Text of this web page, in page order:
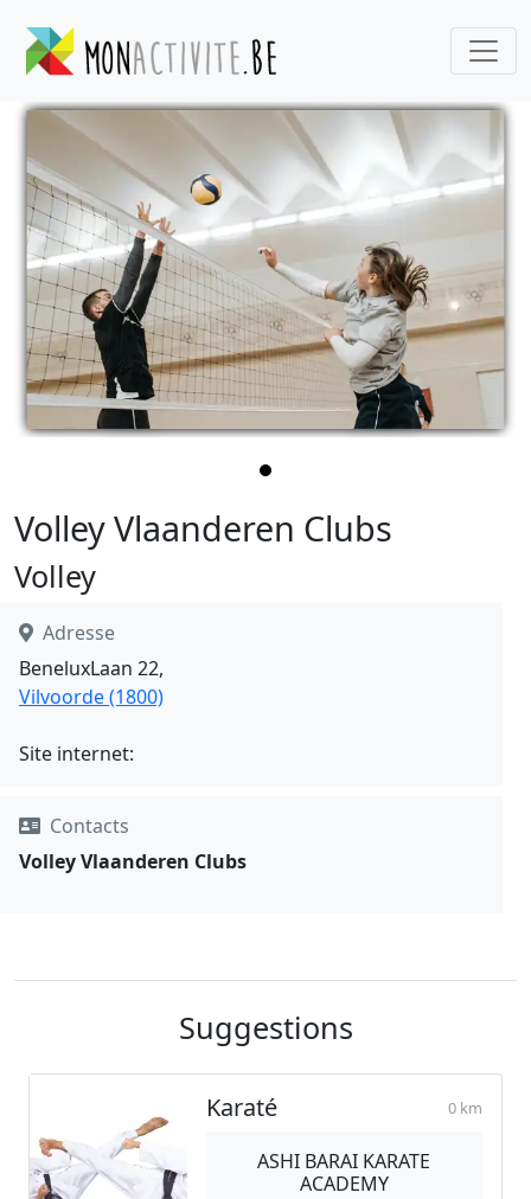
Volley Vlaanderen Clubs
Volley
Adresse
BeneluxLaan 22,
Vilvoorde (1800)
Site internet:
Contacts
Volley Vlaanderen Clubs
Suggestions
Karaté 0 km
ASHI BARAI KARATE
ACADEMY